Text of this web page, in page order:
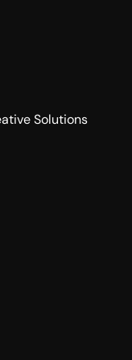
Solutions